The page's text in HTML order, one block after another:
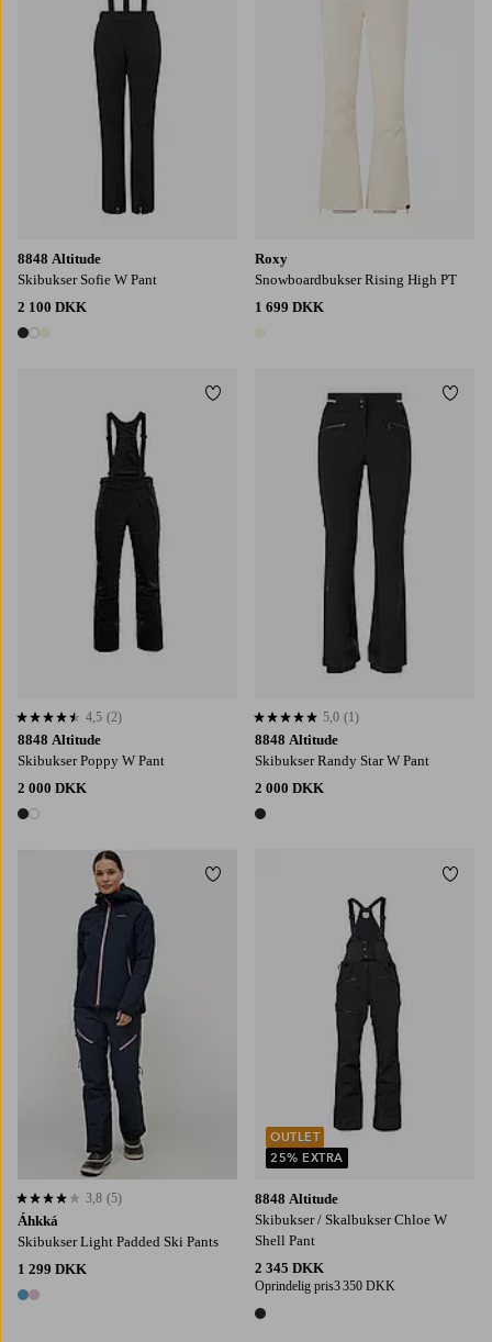
8848 Altitude
Skibukser Sofie W Pant
2 100 DKK
3 farver
Roxy
Snowboardbukser Rising High PT
1 699 DKK
1 farve
8848 Altitude
Skibukser Poppy W Pant
2 000 DKK
2 farver
4,5 baseret på 2 bedømmelser
4,5 (2)
Tilføj til favoritter
8848 Altitude
Skibukser Randy Star W Pant
2 000 DKK
1 farve
5,0 baseret på 1 bedømmelser
5,0 (1)
Áhkká
Skibukser Light Padded Ski Pants
1 299 DKK
2 farver
3,8 baseret på 5 bedømmelser
3,8 (5)
Tilføj til favoritter
8848 Altitude
Skibukser / Skalbukser Chloe W
Shell Pant
2 345 DKK
Oprindelig pris3 350 DKK
1 farve
OUTLET
25% EXTRA